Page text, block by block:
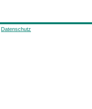
Datenschutz